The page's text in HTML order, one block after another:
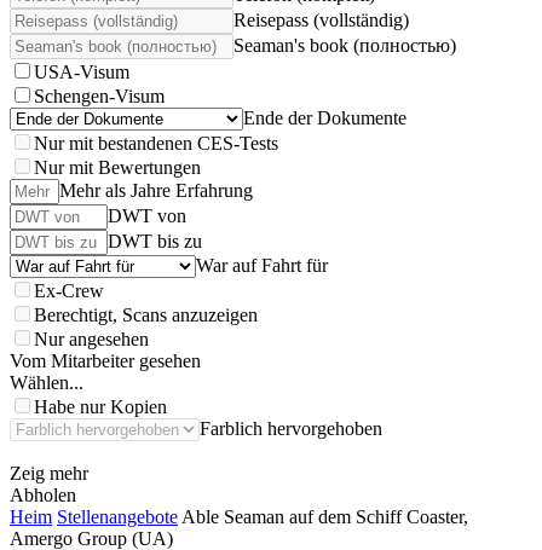
Reisepass (vollständig)
Seaman's book (полностью)
USA-Visum
Schengen-Visum
Ende der Dokumente
Nur mit bestandenen CES-Tests
Nur mit Bewertungen
Mehr als Jahre Erfahrung
DWT von
DWT bis zu
War auf Fahrt für
Ex-Crew
Berechtigt, Scans anzuzeigen
Nur angesehen
Vom Mitarbeiter gesehen
Wählen...
Habe nur Kopien
Farblich hervorgehoben
Zeig mehr
Abholen
Heim Stellenangebote Able Seaman auf dem Schiff Coaster,
Amergo Group (UA)